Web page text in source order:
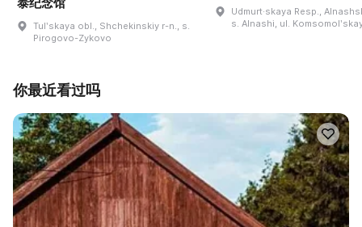
Tulʹskaya obl., Shchekinskiy r-n., s.
Pirogovo-Zykovo
Udmurt·skaya Resp.,
s. Alnashi, ul.
你最近看过吗